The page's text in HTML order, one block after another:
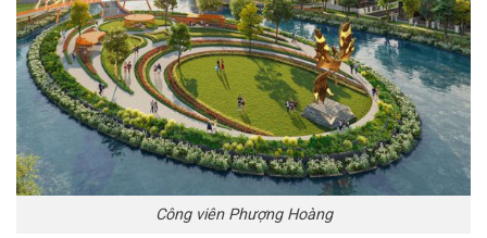
Công viên Phượng Hoàng